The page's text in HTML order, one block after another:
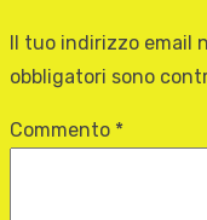
Il tuo indirizzo email
obbligatori sono
Commento *